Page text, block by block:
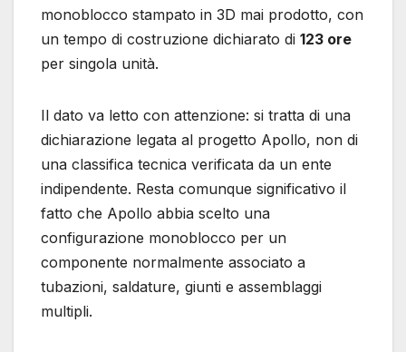
monoblocco stampato in 3D mai prodotto, con
un tempo di costruzione dichiarato di 123 ore
per singola unità.
Il dato va letto con attenzione: si tratta di una
dichiarazione legata al progetto Apollo, non di
una classifica tecnica verificata da un ente
indipendente. Resta comunque significativo il
fatto che Apollo abbia scelto una
configurazione monoblocco per un
componente normalmente associato a
tubazioni, saldature, giunti e assemblaggi
multipli.